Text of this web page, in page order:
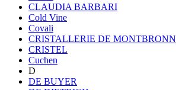
CLAUDIA BARBARI
Cold Vine
Covali
CRISTALLERIE DE MONTBRONN
CRISTEL
Cuchen
D
DE BUYER